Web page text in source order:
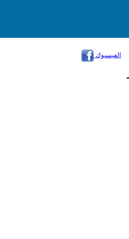
الفيسبوك